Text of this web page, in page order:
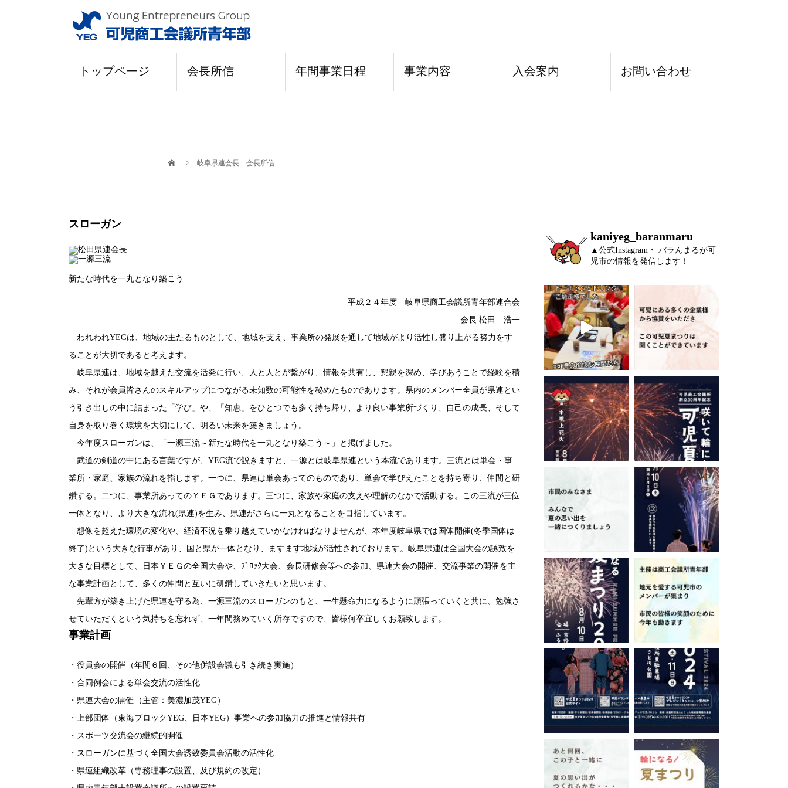
トップページ 会長所信 年間事業日程 事業内容 入会案内 お問い合わせ
岐阜県連会長 会長所信
スローガン
新たな時代を一丸となり築こう
平成２４年度 岐阜県商工会議所青年部連合会
会長 松田 浩一
われわれYEGは、地域の主たるものとして、地域を支え、事業所の発展を通して地域がより活性し盛り上がる努力をす
ることが大切であると考えます。
岐阜県連は、地域を越えた交流を活発に行い、人と人とが繋がり、情報を共有し、懇親を深め、学びあうことで経験を積
み、それが会員皆さんのスキルアップにつながる未知数の可能性を秘めたものであります。県内のメンバー全員が県連とい
う引き出しの中に詰まった「学び」や、「知恵」をひとつでも多く持ち帰り、より良い事業所づくり、自己の成長、そして
自身を取り巻く環境を大切にして、明るい未来を築きましょう。
今年度スローガンは、「一源三流～新たな時代を一丸となり築こう～」と掲げました。
武道の剣道の中にある言葉ですが、YEG流で説きますと、一源とは岐阜県連という本流であります。三流とは単会・事
業所・家庭、家族の流れを指します。一つに、県連は単会あってのものであり、単会で学びえたことを持ち寄り、仲間と研
鑽する。二つに、事業所あってのＹＥＧであります。三つに、家族や家庭の支えや理解のなかで活動する。この三流が三位
一体となり、より大きな流れ(県連)を生み、県連がさらに一丸となることを目指しています。
想像を超えた環境の変化や、経済不況を乗り越えていかなければなりませんが、本年度岐阜県では国体開催(冬季国体は
終了)という大きな行事があり、国と県が一体となり、ますます地域が活性されております。岐阜県連は全国大会の誘致を
大きな目標として、日本ＹＥＧの全国大会や、ﾌﾞﾛｯｸ大会、会長研修会等への参加、県連大会の開催、交流事業の開催を主
な事業計画として、多くの仲間と互いに研鑽していきたいと思います。
先輩方が築き上げた県連を守る為、一源三流のスローガンのもと、一生懸命力になるように頑張っていくと共に、勉強さ
せていただくという気持ちを忘れず、一年間務めていく所存ですので、皆様何卒宜しくお願致します。
事業計画
・役員会の開催（年間６回、その他併設会議も引き続き実施）
・合同例会による単会交流の活性化
・県連大会の開催（主管：美濃加茂YEG）
・上部団体（東海ブロックYEG、日本YEG）事業への参加協力の推進と情報共有
・スポーツ交流会の継続的開催
・スローガンに基づく全国大会誘致委員会活動の活性化
・県連組織改革（専務理事の設置、及び規約の改定）
kaniyeg_baranmaru
▲公式Instagram・ バラんまるが可
児市の情報を発信します！